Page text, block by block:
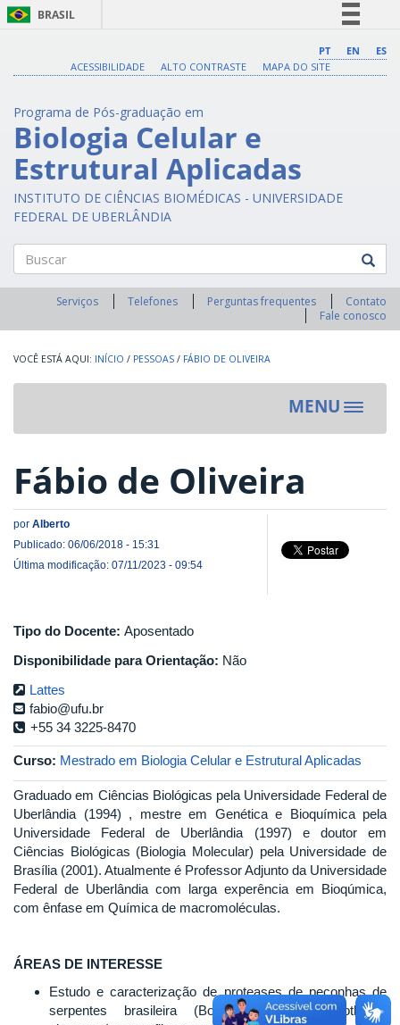
BRASIL
Comunica BR
Legislação
Canais
PT EN
ES
ACESSIBILIDADE
ALTO CONTRASTE MAPA DO SITE
Programa de Pós-graduação em
Biologia Celular e
Estrutural Aplicadas
INSTITUTO DE CIÊNCIAS BIOMÉDICAS - UNIVERSIDADE
FEDERAL DE UBERLÂNDIA
Buscar
Serviços Telefones Perguntas frequentes
Contato
Fale conosco
INÍCIO / PESSOAS / FÁBIO DE OLIVEIRA
MENU
Toggle
Fábio de Oliveira
por Alberto
Publicado: 06/06/2018 - 15:31
Última modificação: 07/11/2023 - 09:54
Tipo do Docente: Aposentado
Disponibilidade para Orientação: Não
Lattes
fabio@ufu.br
+55 34 3225-8470
Curso: Mestrado em Biologia Celular e Estrutural Aplicadas
Graduado em Ciências Biológicas pela Universidade Federal de
Uberlândia (1994) , mestre em Genética e Bioquímica pela
Universidade Federal de Uberlândia (1997) e doutor em
Ciências Biológicas (Biologia Molecular) pela Universidade de
Brasília (2001). Atualmente é Professor Adjunto da Universidade
Federal de Uberlândia com larga experência em Bioqúmica,
com ênfase em Química de macromoléculas.
ÁREAS DE INTERESSE
Estudo e caracterização de proteases de peçonhas de
serpentes brasileira (Bothrops moojeni, Bothrops